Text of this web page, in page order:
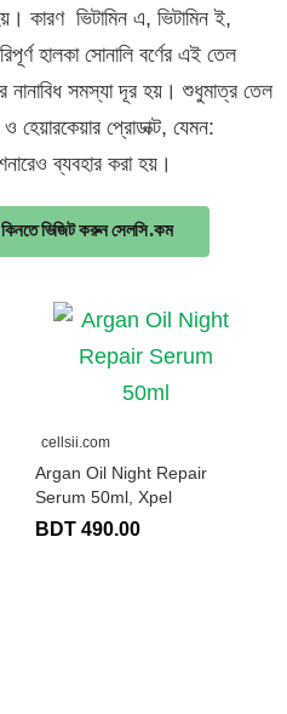
কারণ ভিটামিন এ, ভিটামিন ই,
হালকা সোনালি বর্ণের এই তেল
নানাবিধ সমস্যা দূর হয়। শুধুমাত্র তেল
হেয়ারকেয়ার প্রোডাক্ট, যেমন:
ব্যবহার করা হয়।
ভিজিট করুন সেলসি.কম
cellsii.com
Argan Oil Night Repair
Serum 50ml, Xpel
BDT 490.00